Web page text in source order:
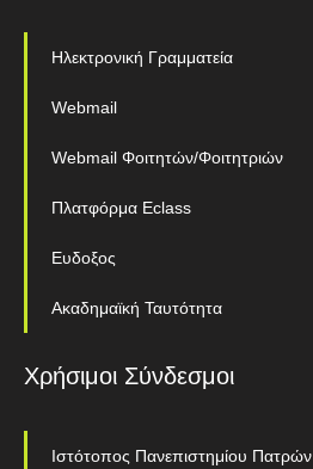
Ηλεκτρονική Γραμματεία
Webmail
Webmail Φοιτητών/Φοιτητριών
Πλατφόρμα Eclass
Ευδοξος
Ακαδημαϊκή Ταυτότητα
Χρήσιμοι Σύνδεσμοι
Ιστότοπος Πανεπιστημίου Πατρών